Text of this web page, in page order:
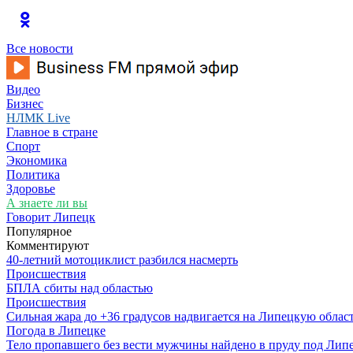
Все новости
Видео
Бизнес
НЛМК Live
Главное в стране
Спорт
Экономика
Политика
Здоровье
А знаете ли вы
Говорит Липецк
Популярное
Комментируют
40-летний мотоциклист разбился насмерть
Происшествия
БПЛА сбиты над областью
Происшествия
Сильная жара до +36 градусов надвигается на Липецкую
Погода в Липецке
Тело пропавшего без вести мужчины найдено в пруду под